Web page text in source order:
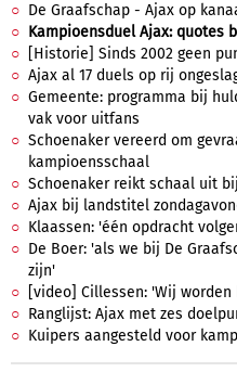
De Graafschap - Ajax op
Kampioensduel Ajax: quotes
[Historie] Sinds 2002 geen
Ajax al 17 duels op rij
Gemeente: programma bij
vak voor uitfans
Schoenaker vereerd om
kampioensschaal
Schoenaker reikt schaal uit
Ajax bij landstitel
Klaassen: 'één opdracht
De Boer: 'als we bij De
zijn'
[video] Cillessen: 'Wij worden
Ranglijst: Ajax met zes
Kuipers aangesteld voor